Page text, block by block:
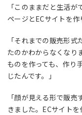
「このままだと生活
ページとECサイトを作
「それまでの販売形
たのかわからなくなり
ものを作っても、作り
じたんです。」
「顔が見える形で販
きました。 ECサイトを